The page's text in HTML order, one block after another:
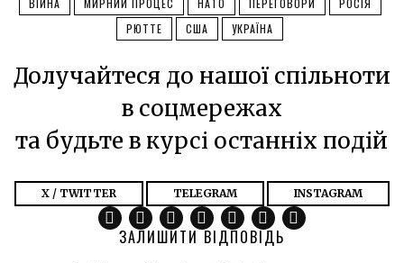
ВІЙНА МИРНИЙ ПРОЦЕС НАТО ПЕРЕГОВОРИ
РОСІЯ
РЮТТЕ
США УКРАЇНА
Долучайтеся до нашої спільноти
в соцмережах
та будьте в курсі останніх подій
X / TWITTER TELEGRAM INSTAGRAM
ЗАЛИШИТИ ВІДПОВІДЬ